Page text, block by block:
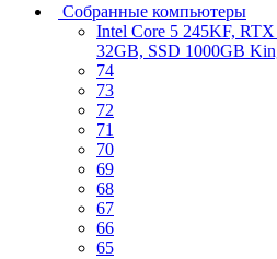
Собранные компьютеры
Intel Core 5 245KF,
32GB, SSD 1000GB
74
73
72
71
70
69
68
67
66
65